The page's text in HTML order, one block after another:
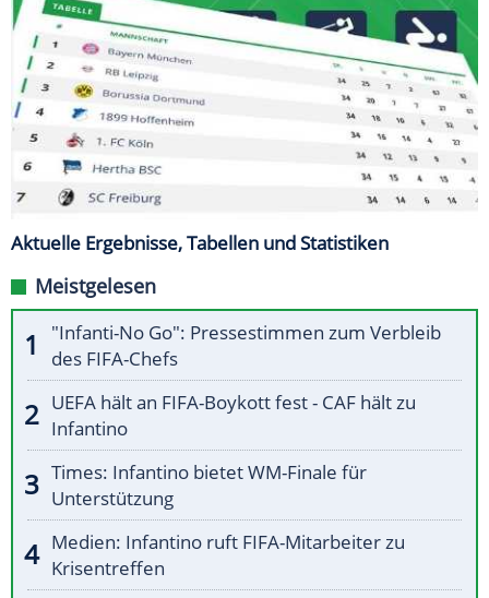
Aktuelle Ergebnisse, Tabellen und Statistiken
Meistgelesen
"Infanti-No Go": Pressestimmen zum Verbleib
des FIFA-Chefs
UEFA hält an FIFA-Boykott fest - CAF hält zu
Infantino
Times: Infantino bietet WM-Finale für
Unterstützung
Medien: Infantino ruft FIFA-Mitarbeiter zu
Krisentreffen